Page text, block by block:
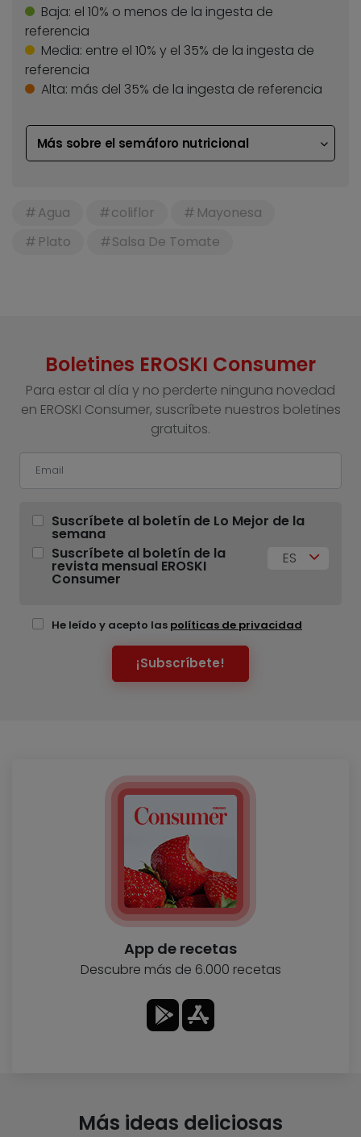
Baja: el 10% o menos de la ingesta de
referencia
Media: entre el 10% y el 35% de la ingesta de
referencia
Alta: más del 35% de la ingesta de referencia
Más sobre el semáforo nutricional
Agua coliflor
Mayonesa
Plato
Salsa De Tomate
Boletines EROSKI Consumer
Para estar al día y no perderte ninguna novedad
en EROSKI Consumer, suscríbete nuestros boletines
gratuitos.
Suscríbete al boletín de Lo Mejor de la
semana
Suscríbete al boletín de la
revista mensual EROSKI
Consumer
ES
He leído y acepto las políticas de privacidad
¡Subscríbete!
App de recetas
Descubre más de 6.000 recetas
Más ideas deliciosas